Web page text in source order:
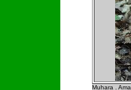
Muhara .